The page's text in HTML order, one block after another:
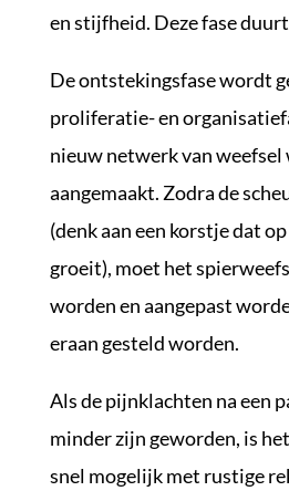
en stijfheid. Deze fase
De ontstekingsfase wordt
proliferatie- en
nieuw netwerk van
aangemaakt. Zodra de
(denk aan een korstje dat
groeit), moet het
worden en aangepast
eraan gesteld worden.
Als de pijnklachten na een
minder zijn geworden, is
snel mogelijk met rustige